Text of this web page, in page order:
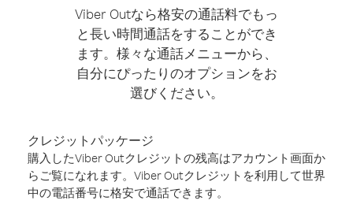
Viber Outなら格安の通話料でもっ
と長い時間通話をすることができ
ます。様々な通話メニューから、
自分にぴったりのオプションをお
選びください。
クレジットパッケージ
購入したViber Outクレジットの残高はアカウント画面か
らご覧になれます。Viber Outクレジットを利用して世界
中の電話番号に格安で通話できます。